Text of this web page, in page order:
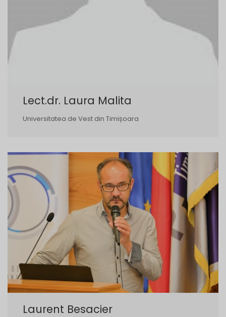
Lect.dr. Laura Malita
Universitatea de Vest din Timișoara
Laurent Besacier